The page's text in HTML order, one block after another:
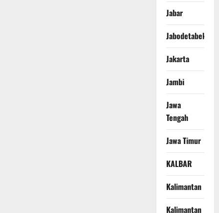
Jabar
Jabodetabek
Jakarta
Jambi
Jawa
Tengah
Jawa Timur
KALBAR
Kalimantan
Kalimantan